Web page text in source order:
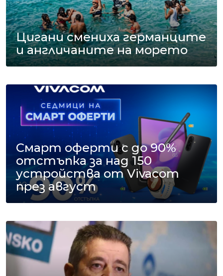
Цигани смениха германците
и англичаните на морето
Смарт оферти с до 90%
отстъпка за над 150
устройства от Vivacom
през август